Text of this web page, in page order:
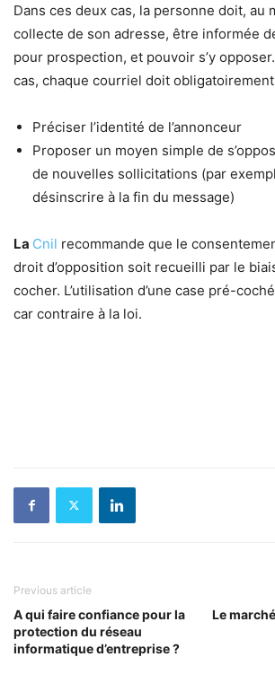
Dans ces deux cas, la personne doit, au
collecte de son adresse, être informée
pour prospection, et pouvoir s’y
cas, chaque courriel doit
Préciser l’identité de l’annonceur
Proposer un moyen simple de
de nouvelles sollicitations (par
désinscrire à la fin du message)
La Cnil recommande que le
droit d’opposition soit recueilli par le
cocher. L’utilisation d’une case pré-
car contraire à la loi.
Previous article
A qui faire confiance pour la
protection du réseau
informatique d’entreprise ?
Le